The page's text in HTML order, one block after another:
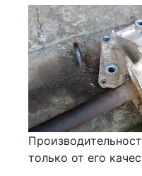
только от его